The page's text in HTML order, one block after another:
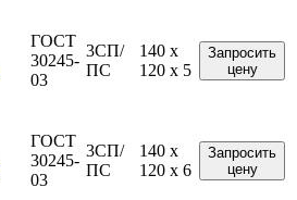
ГОСТ
30245-
03
3СП/
ПС
140 x
120 x 5
Запросить
цену
ГОСТ
30245-
03
3СП/
ПС
140 x
120 x 6
Запросить
цену